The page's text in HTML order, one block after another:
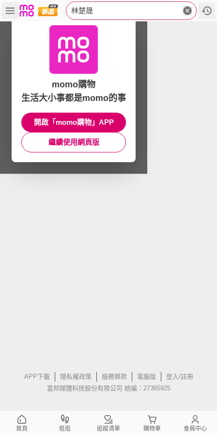
林楚晟
APP下載 隱私權政策 服務條款 電腦版
登入/註冊
富邦媒體科技股份有限公司 統編：27365925
momo購物
生活大小事都是momo的事
開啟「momo購物」APP
繼續使用網頁版
首頁 逛逛 追蹤清單 購物車 會員中心